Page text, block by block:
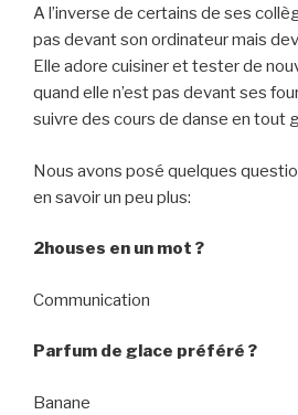
A l’inverse de certains de ses
pas devant son ordinateur mais
Elle adore cuisiner et tester de
quand elle n’est pas devant ses
suivre des cours de danse en tout
Nous avons posé quelques
en savoir un peu plus:
2houses en un mot ?
Communication
Parfum de glace préféré ?
Banane